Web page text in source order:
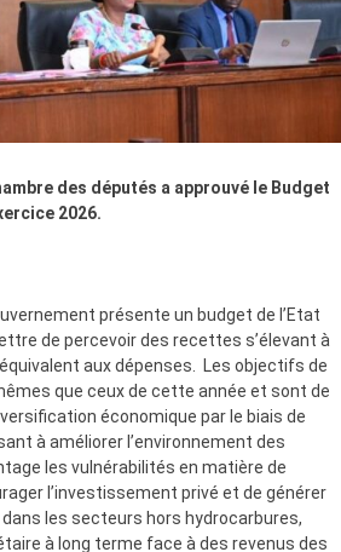
des députés a approuvé le Budget
2026.
présente un budget de l’Etat
de percevoir des recettes s’élevant à
équivalent aux dépenses. Les objectifs de
que ceux de cette année et sont de
économique par le biais de
à améliorer l’environnement des
les vulnérabilités en matière de
l’investissement privé et de générer
les secteurs hors hydrocarbures,
à long terme face à des revenus des